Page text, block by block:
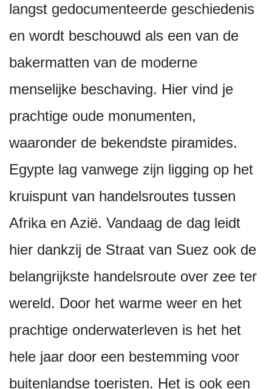
langst gedocumenteerde geschiedenis
en wordt beschouwd als een van de
bakermatten van de moderne
menselijke beschaving. Hier vind je
prachtige oude monumenten,
waaronder de bekendste piramides.
Egypte lag vanwege zijn ligging op het
kruispunt van handelsroutes tussen
Afrika en Azië. Vandaag de dag leidt
hier dankzij de Straat van Suez ook de
belangrijkste handelsroute over zee ter
wereld. Door het warme weer en het
prachtige onderwaterleven is het het
hele jaar door een bestemming voor
buitenlandse toeristen. Het is ook een